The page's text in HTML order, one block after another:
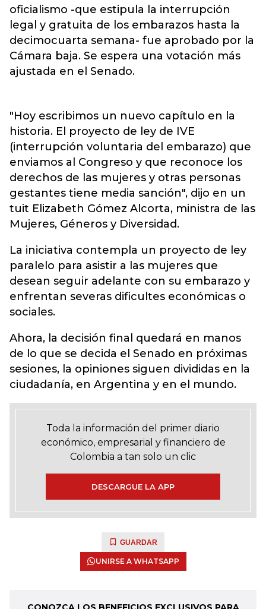
oficialismo -que estipula la interrupción
legal y gratuita de los embarazos hasta la
decimocuarta semana- fue aprobado por la
Cámara baja. Se espera una votación más
ajustada en el Senado.
"Hoy escribimos un nuevo capítulo en la
historia. El proyecto de ley de IVE
(interrupción voluntaria del embarazo) que
enviamos al Congreso y que reconoce los
derechos de las mujeres y otras personas
gestantes tiene media sanción", dijo en un
tuit Elizabeth Gómez Alcorta, ministra de las
Mujeres, Géneros y Diversidad.
La iniciativa contempla un proyecto de ley
paralelo para asistir a las mujeres que
desean seguir adelante con su embarazo y
enfrentan severas dificultes económicas o
sociales.
Ahora, la decisión final quedará en manos
de lo que se decida el Senado en próximas
sesiones, la opiniones siguen divididas en la
ciudadanía, en Argentina y en el mundo.
Toda la información del primer diario
económico, empresarial y financiero de
Colombia a tan solo un clic
DESCARGUE LA APP
GUARDAR
UNIRSE A WHATSAPP